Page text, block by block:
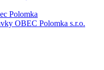
Polomka
OBEC Polomka s.r.o.